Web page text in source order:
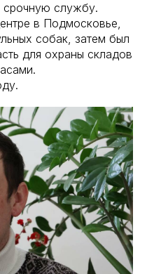
срочную службу.
в Подмосковье,
собак, затем был
для охраны складов